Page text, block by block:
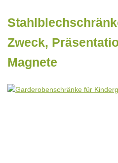
Zweck,
Magnete